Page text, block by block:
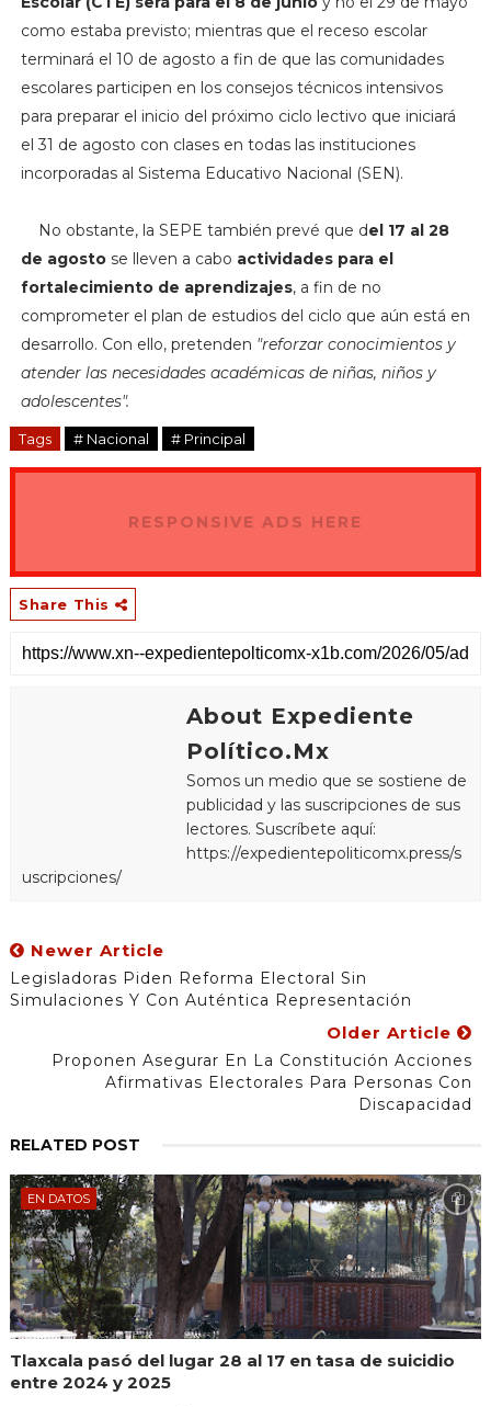
como estaba previsto; mientras que el receso escolar
terminará el 10 de agosto a fin de que las comunidades
escolares participen en los consejos técnicos intensivos
para preparar el inicio del próximo ciclo lectivo que iniciará
el 31 de agosto con clases en todas las instituciones
incorporadas al Sistema Educativo Nacional (SEN).
No obstante, la SEPE también prevé que del 17 al 28
de agostose lleven a cabo actividades para el
fortalecimiento de aprendizajes, a fin de no
comprometer el plan de estudios del ciclo que aún está en
desarrollo. Con ello, pretenden "reforzar conocimientos y
atender las necesidades académicas de niñas, niños y
adolescentes".
Tags # Nacional # Principal
RESPONSIVE ADS HERE
Share This
About Expediente
Político.Mx
Somos un medio que se sostiene de
publicidad y las suscripciones de sus
lectores. Suscríbete aquí:
https://expedientepoliticomx.press/s
uscripciones/
Newer Article
Legisladoras Piden Reforma Electoral Sin
Simulaciones Y Con Auténtica Representación
Older Article
Proponen Asegurar En La Constitución Acciones
Afirmativas Electorales Para Personas Con
Discapacidad
RELATED POST
EN DATOS
Tlaxcala pasó del lugar 28 al 17 en tasa de suicidio
entre 2024 y 2025